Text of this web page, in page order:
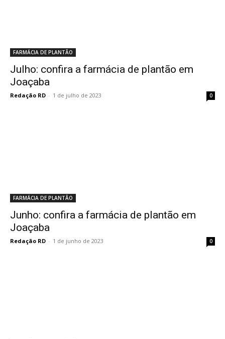
FARMÁCIA DE PLANTÃO
Julho: confira a farmácia de plantão em
Joaçaba
Redação RD - 1 de julho de 2023 0
FARMÁCIA DE PLANTÃO
Junho: confira a farmácia de plantão em
Joaçaba
Redação RD - 1 de junho de 2023 0